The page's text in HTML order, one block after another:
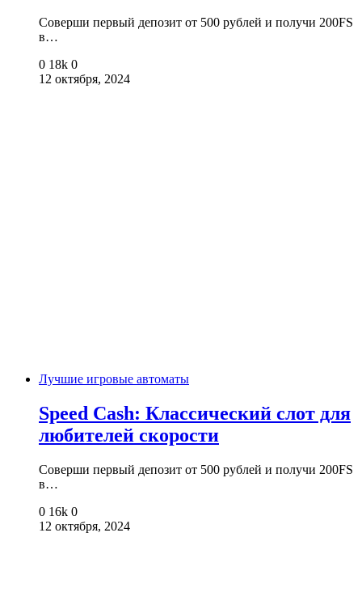
Соверши первый депозит от 500 рублей и получи 200FS
в…
0 18k 0
12 октября, 2024
Лучшие игровые автоматы
Speed Cash: Классический слот для
любителей скорости
Соверши первый депозит от 500 рублей и получи 200FS
в…
0 16k 0
12 октября, 2024